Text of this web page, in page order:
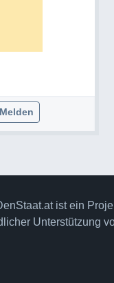
Melden
ist ein
Unterstützung